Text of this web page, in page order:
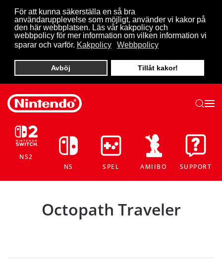
För att kunna säkerställa en så bra
användarupplevelse som möjligt, använder vi kakor på
den här webbplatsen. Läs vår kakpolicy och
webbpolicy för mer information om vilken information vi
sparar och varför. Kakpolicy Webbpolicy
Avböj Tillåt kakor!
Skip to main content
NS2
NS
SPEL AMIIBO SUPPORT
Octopath Traveler